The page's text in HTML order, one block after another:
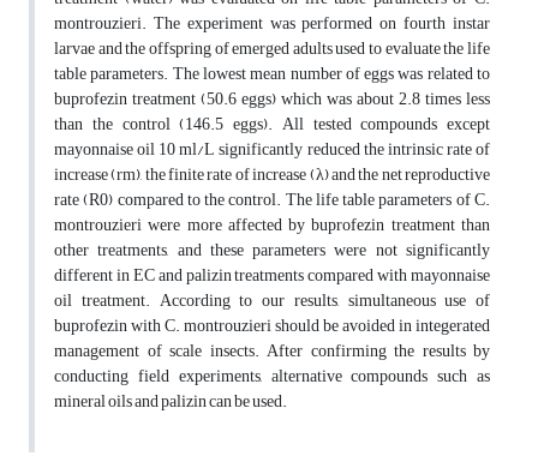
montrouzieri. The experiment was performed on fourth instar
larvae and the offspring of emerged adults used to evaluate the life
table parameters. The lowest mean number of eggs was related to
buprofezin treatment (50.6 eggs) which was about 2.8 times less
than the control (146.5 eggs). All tested compounds except
mayonnaise oil 10 ml/L significantly reduced the intrinsic rate of
increase (rm), the finite rate of increase (λ) and the net reproductive
rate (R0) compared to the control. The life table parameters of C.
montrouzieri were more affected by buprofezin treatment than
other treatments, and these parameters were not significantly
different in EC and palizin treatments compared with mayonnaise
oil treatment. According to our results, simultaneous use of
buprofezin with C. montrouzieri should be avoided in integerated
management of scale insects. After confirming the results by
conducting field experiments, alternative compounds such as
mineral oils and palizin can be used.